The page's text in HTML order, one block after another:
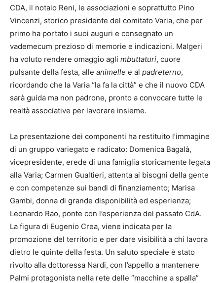
CDA, il notaio Reni, le associazioni e soprattutto Pino
Vincenzi, storico presidente del comitato Varia, che per
primo ha portato i suoi auguri e consegnato un
vademecum prezioso di memorie e indicazioni. Malgeri
ha voluto rendere omaggio agli mbuttaturi, cuore
pulsante della festa, alle animelle e al padreterno,
ricordando che la Varia “la fa la città” e che il nuovo CDA
sarà guida ma non padrone, pronto a convocare tutte le
realtà associative per lavorare insieme.
La presentazione dei componenti ha restituito l’immagine
di un gruppo variegato e radicato: Domenica Bagalà,
vicepresidente, erede di una famiglia storicamente legata
alla Varia; Carmen Gualtieri, attenta ai bisogni della gente
e con competenze sui bandi di finanziamento; Marisa
Gambi, donna di grande disponibilità ed esperienza;
Leonardo Rao, ponte con l’esperienza del passato CdA.
La figura di Eugenio Crea, viene indicata per la
promozione del territorio e per dare visibilità a chi lavora
dietro le quinte della festa. Un saluto speciale è stato
rivolto alla dottoressa Nardi, con l’appello a mantenere
Palmi protagonista nella rete delle “macchine a spalla”